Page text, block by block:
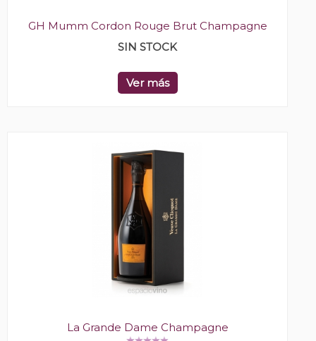
GH Mumm Cordon Rouge Brut Champagne
SIN STOCK
Ver más
La Grande Dame Champagne